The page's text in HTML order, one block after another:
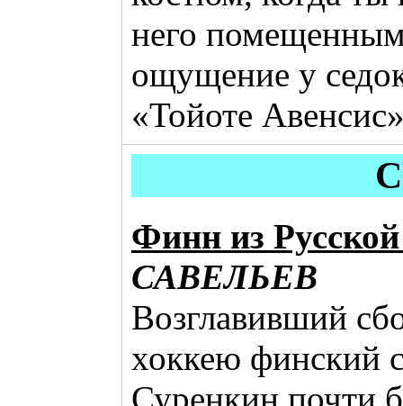
него
ощущение у
«Тойоте
Финн из
САВЕЛЬЕВ
Возглавивший
хоккею финский